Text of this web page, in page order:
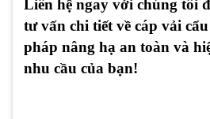
Liên hệ ngay với chúng tôi
tư vấn chi tiết về cáp vải
pháp nâng hạ an toàn và
nhu cầu của bạn!